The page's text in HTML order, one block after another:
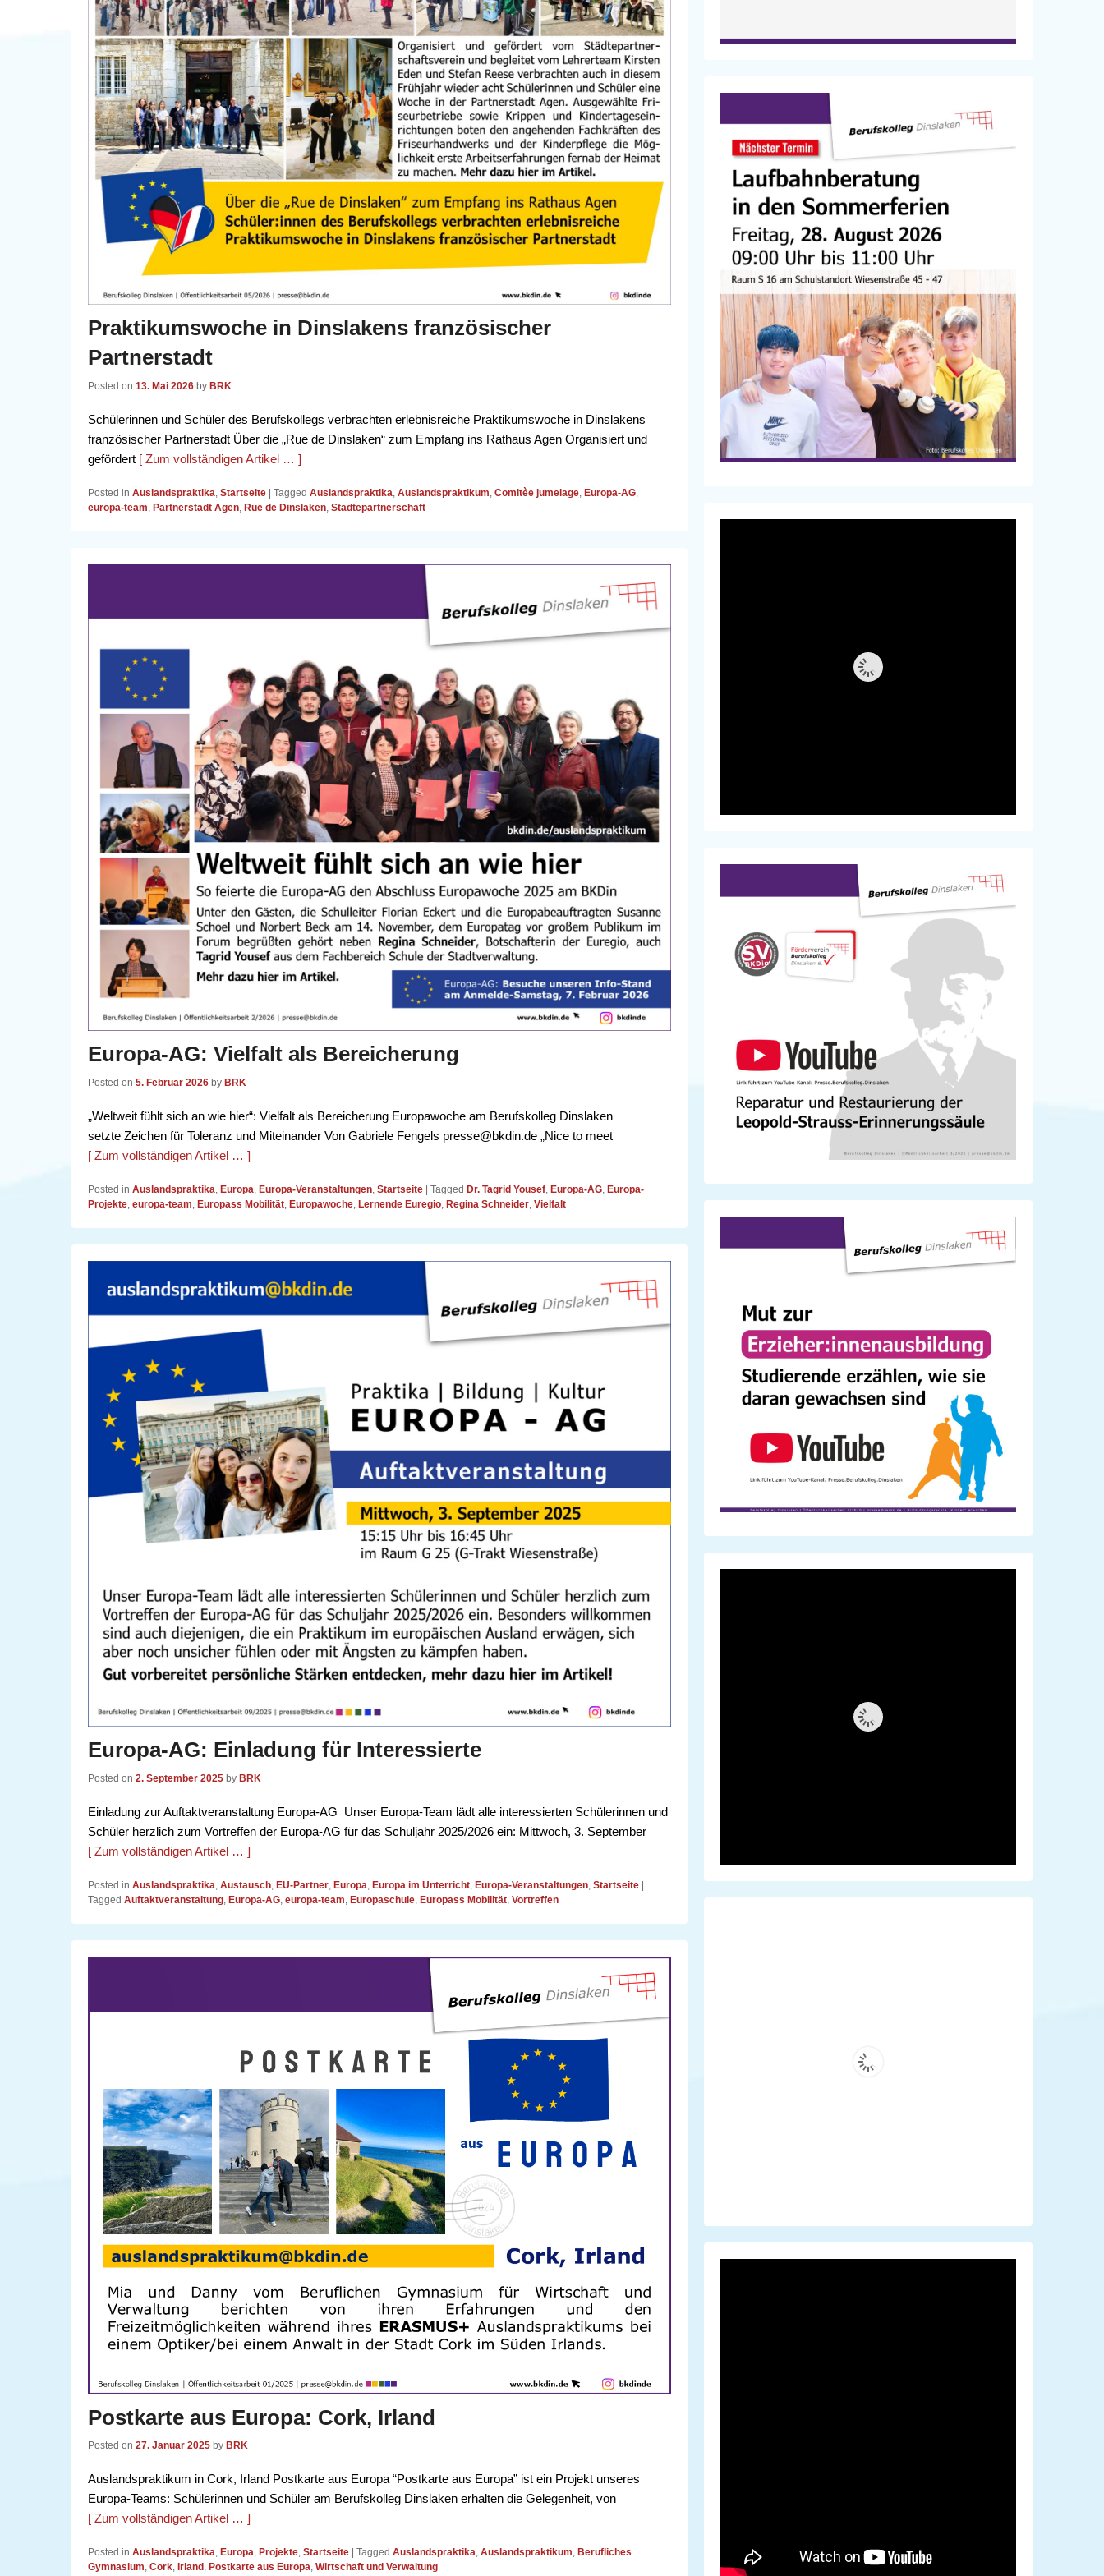
Praktikumswoche in Dinslakens französischer
Partnerstadt
Posted on 13. Mai 2026 by BRK
Schülerinnen und Schüler des Berufskollegs verbrachten erlebnisreiche Praktikumswoche in Dinslakens
französischer Partnerstadt Über die „Rue de Dinslaken“ zum Empfang ins Rathaus Agen Organisiert und
gefördert [ Zum vollständigen Artikel … ]
Posted in Auslandspraktika, Startseite | Tagged Auslandspraktika, Auslandspraktikum, Comitèe jumelage, Europa-AG,
europa-team, Partnerstadt Agen, Rue de Dinslaken, Städtepartnerschaft
Europa-AG: Vielfalt als Bereicherung
Posted on 5. Februar 2026 by BRK
„Weltweit fühlt sich an wie hier“: Vielfalt als Bereicherung Europawoche am Berufskolleg Dinslaken
setzte Zeichen für Toleranz und Miteinander Von Gabriele Fengels presse@bkdin.de „Nice to meet
[ Zum vollständigen Artikel … ]
Posted in Auslandspraktika Europa Europa-Veranstaltungen Startseite | Tagged Dr. Tagrid Yousef Europa-AG Europa-
Projekte europa-team Europass Mobilität Europawoche Lernende Euregio Regina Schneider Vielfalt
Europa-AG: Einladung für Interessierte
Posted on 2. September 2025 by BRK
Einladung zur Auftaktveranstaltung Europa-AG Unser Europa-Team lädt alle interessierten Schülerinnen und
Schüler herzlich zum Vortreffen der Europa-AG für das Schuljahr 2025/2026 ein: Mittwoch, 3. September
[ Zum vollständigen Artikel … ]
Posted in Auslandspraktika, Austausch, EU-Partner, Europa, Europa im Unterricht, Europa-Veranstaltungen, Startseite
Tagged Auftaktveranstaltung, Europa-AG, europa-team, Europaschule, Europass Mobilität, Vortreffen
Postkarte aus Europa: Cork, Irland
Posted on 27. Januar 2025 by BRK
Auslandspraktikum in Cork, Irland Postkarte aus Europa “Postkarte aus Europa” ist ein Projekt unseres
Europa-Teams: Schülerinnen und Schüler am Berufskolleg Dinslaken erhalten die Gelegenheit, von
[ Zum vollständigen Artikel … ]
Posted in Auslandspraktika, Europa, Projekte, Startseite Tagged Auslandspraktika, Auslandspraktikum, Berufliches
Gymnasium, Cork, Irland , Postkarte aus Europa, Wirtschaft und Verwaltung